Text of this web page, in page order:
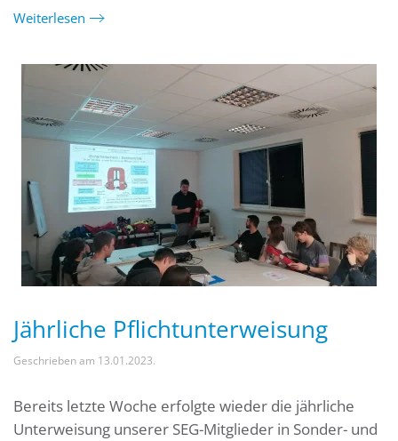
Weiterlesen
Jährliche Pflichtunterweisung
Geschrieben am 13.01.2023.
Bereits letzte Woche erfolgte wieder die jährliche
Unterweisung unserer SEG-Mitglieder in Sonder- und